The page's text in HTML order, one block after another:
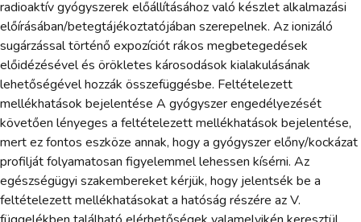
radioaktív gyógyszerek előállításához való készlet alkalmazási
előírásában/betegtájékoztatójában szerepelnek. Az ionizáló
sugárzással történő expozíciót rákos megbetegedések
előidézésével és örökletes károsodások kialakulásának
lehetőségével hozzák összefüggésbe. Feltételezett
mellékhatások bejelentése A gyógyszer engedélyezését
követően lényeges a feltételezett mellékhatások bejelentése,
mert ez fontos eszköze annak, hogy a gyógyszer előny/kockázat
profilját folyamatosan figyelemmel lehessen kísérni. Az
egészségügyi szakembereket kérjük, hogy jelentsék be a
feltételezett mellékhatásokat a hatóság részére az V.